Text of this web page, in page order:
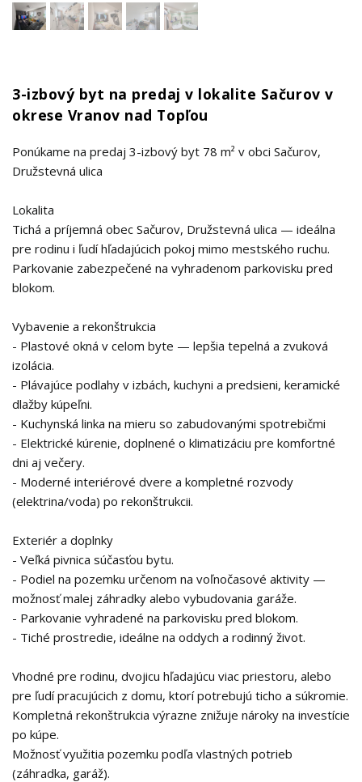
3-izbový byt na predaj v lokalite Sačurov v
okrese Vranov nad Topľou
Ponúkame na predaj 3-izbový byt 78 m² v obci Sačurov,
Družstevná ulica
Lokalita
Tichá a príjemná obec Sačurov, Družstevná ulica — ideálna
pre rodinu i ľudí hľadajúcich pokoj mimo mestského ruchu.
Parkovanie zabezpečené na vyhradenom parkovisku pred
blokom.
Vybavenie a rekonštrukcia
- Plastové okná v celom byte — lepšia tepelná a zvuková
izolácia.
- Plávajúce podlahy v izbách, kuchyni a predsieni, keramické
dlažby kúpeľni.
- Kuchynská linka na mieru so zabudovanými spotrebičmi
- Elektrické kúrenie, doplnené o klimatizáciu pre komfortné
dni aj večery.
- Moderné interiérové dvere a kompletné rozvody
(elektrina/voda) po rekonštrukcii.
Exteriér a doplnky
- Veľká pivnica súčasťou bytu.
- Podiel na pozemku určenom na voľnočasové aktivity —
možnosť malej záhradky alebo vybudovania garáže.
- Parkovanie vyhradené na parkovisku pred blokom.
- Tiché prostredie, ideálne na oddych a rodinný život.
Vhodné pre rodinu, dvojicu hľadajúcu viac priestoru, alebo
pre ľudí pracujúcich z domu, ktorí potrebujú ticho a súkromie.
Kompletná rekonštrukcia výrazne znižuje nároky na investície
po kúpe.
Možnosť využitia pozemku podľa vlastných potrieb
(záhradka, garáž).